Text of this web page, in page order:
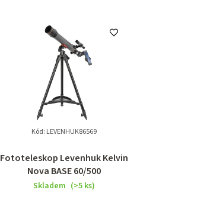
oFototeleskop Levenhuk Kelvin
Nova BASE 60/500
Skladem (>5 ks)
Kód: LEVENHUK86569